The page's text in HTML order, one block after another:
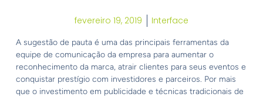
fevereiro 19, 2019 Interface
A sugestão de pauta é uma das principais ferramentas da
equipe de comunicação da empresa para aumentar o
reconhecimento da marca, atrair clientes para seus eventos e
conquistar prestígio com investidores e parceiros. Por mais
que o investimento em publicidade e técnicas tradicionais de